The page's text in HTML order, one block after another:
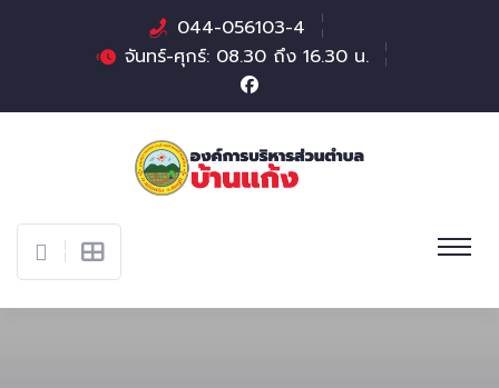
044-056103-4
จันทร์-ศุกร์: 08.30 ถึง 16.30 น.